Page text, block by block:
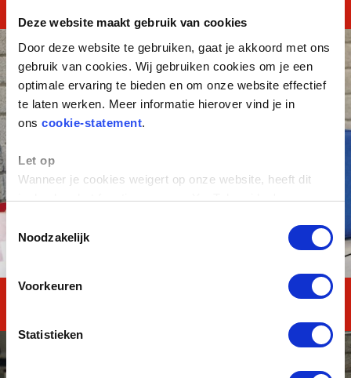
Deze website maakt gebruik van cookies
Door deze website te gebruiken, gaat je akkoord met ons
gebruik van cookies. Wij gebruiken cookies om je een
optimale ervaring te bieden en om onze website effectief
te laten werken. Meer informatie hierover vind je in
ons cookie-statement.
Let op
Wanneer je cookies weigert op onze website, heeft dit
invloed op het functioneren van YouTube-video's.
Noodzakelijk
Voorkeuren
Statistieken